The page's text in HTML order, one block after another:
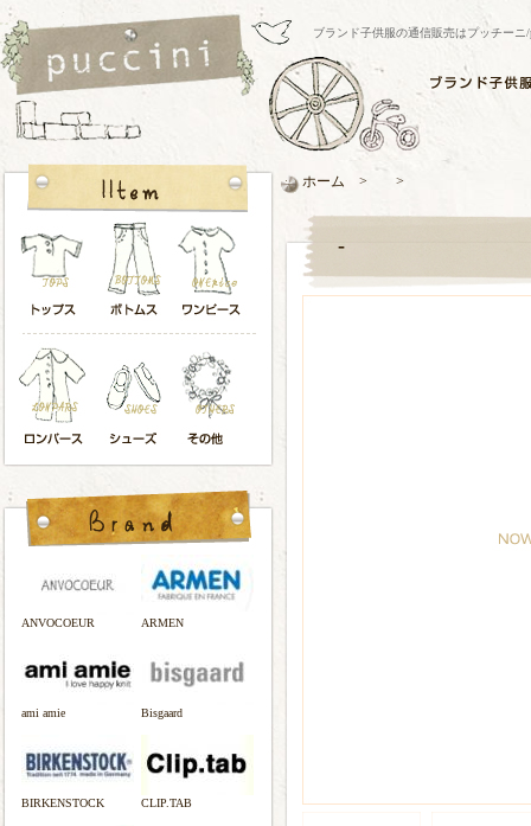
ブランド子供服の通信販売はプッチー
ANVOCOEUR ARMEN
ami amie Bisgaard
BIRKENSTOCK CLIP.TAB
ホーム > >
-